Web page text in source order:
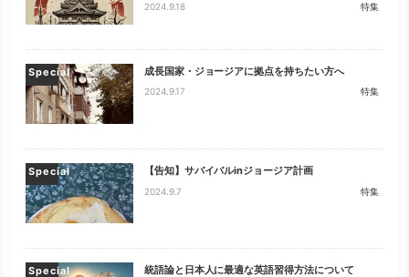
2024.9.18 特集
Special 成長国家・ジョージアに拠点を持ちたい方へ
2024.9.17 特集
Special 【告知】サバイバルinジョージア計画
2024.9.7 特集
Special 統語論と日本人に最適な英語習得方法について